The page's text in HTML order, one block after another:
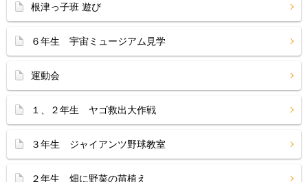
根津っ子班 遊び
６年生 宇宙ミュージアム見学
運動会
１、２年生 ヤゴ救出大作戦
３年生 ジャイアンツ野球教室
２年生 畑に野菜の苗植え